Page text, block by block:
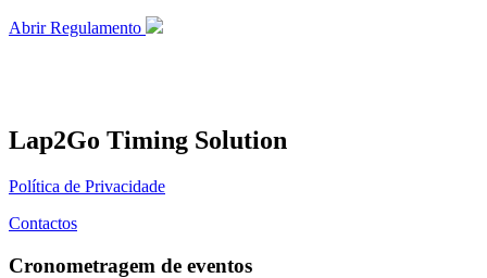
Abrir Regulamento
Lap2Go Timing Solution
Política de Privacidade
Contactos
Cronometragem de eventos